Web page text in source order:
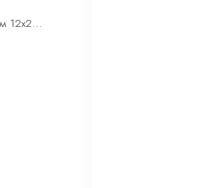
Рукав с нит.усилием 12х20мм ГОСТ 10362-76